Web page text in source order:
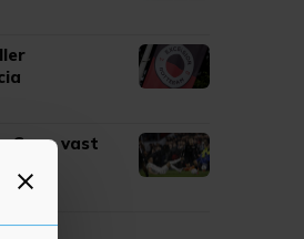
Sano vast